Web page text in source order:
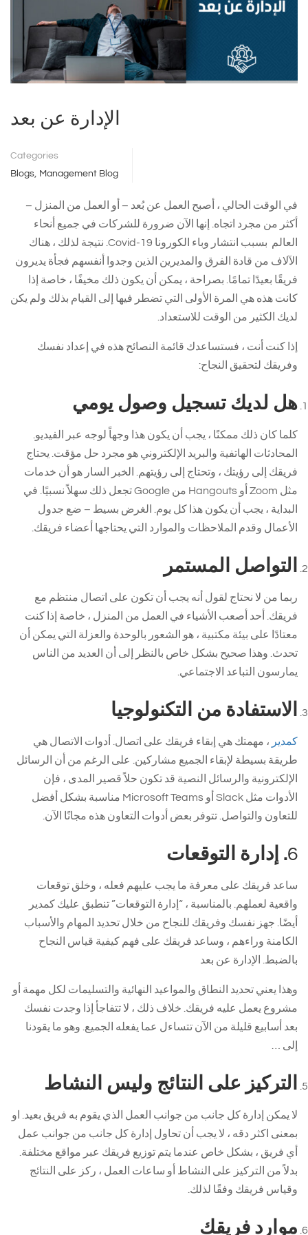
الإدارة عن بعد
Categories
Blogs
Management Blog
في الوقت الحالي ، أصبح العمل عن بُعد – أو العمل من المنزل –
أكثر من مجرد اتجاه. إنها الآن ضرورة للشركات في جميع أنحاء
العالم بسبب انتشار وباء الكورونا Covid-19. نتيجة لذلك ، هناك
الآلاف من قادة الفرق والمديرين الذين وجدوا أنفسهم فجأة يديرون
فريقًا بعيدًا تمامًا. بصراحة ، يمكن أن يكون ذلك مخيفًا ، خاصة إذا
كانت هذه هي المرة الأولى التي تضطر فيها إلى القيام بذلك ولم يكن
لديك الكثير من الوقت للاستعداد.
إذا كنت أنت ، فستساعدك قائمة النصائح هذه في إعداد نفسك
وفريقك لتحقيق النجاح:
هل لديك تسجيل وصول يومي
كلما كان ذلك ممكنًا ، يجب أن يكون هذا وجهاً لوجه عبر الفيديو.
المحادثات الهاتفية والبريد الإلكتروني هو مجرد حل مؤقت. يحتاج
فريقك إلى رؤيتك ، وتحتاج إلى رؤيتهم. الخبر السار هو أن خدمات
مثل Zoom أو Hangouts من Google تجعل ذلك سهلاً نسبيًا. في
البداية ، يجب أن يكون هذا كل يوم. الغرض بسيط – ضع جدول
الأعمال وقدم الملاحظات والموارد التي يحتاجها أعضاء فريقك.
التواصل المستمر
ربما من لا نحتاج لقول أنه يجب أن تكون على اتصال منتظم مع
فريقك. أحد أصعب الأشياء في العمل من المنزل ، خاصة إذا كنت
معتادًا على بيئة مكتبية ، هو الشعور بالوحدة والعزلة التي يمكن أن
تحدث. وهذا صحيح بشكل خاص بالنظر إلى أن العديد من الناس
يمارسون التباعد الاجتماعي.
الاستفادة من التكنولوجيا
كمدير ، مهمتك هي إبقاء فريقك على اتصال. أدوات الاتصال هي
طريقة بسيطة لإبقاء الجميع مشاركين. على الرغم من أن الرسائل
الإلكترونية والرسائل النصية قد تكون حلاً قصير المدى ، فإن
الأدوات مثل Slack أو Microsoft Teams مناسبة بشكل أفضل
للتعاون والتواصل. تتوفر بعض أدوات التعاون هذه مجانًا الآن.
6. إدارة التوقعات
ساعد فريقك على معرفة ما يجب عليهم فعله ، وخلق توقعات
واقعية لعملهم. بالمناسبة ، “إدارة التوقعات” تنطبق عليك كمدير
أيضًا. جهز نفسك وفريقك للنجاح من خلال تحديد المهام والأسباب
الكامنة وراءهم ، وساعد فريقك على فهم كيفية قياس النجاح
بالضبط. الإدارة عن بعد
وهذا يعني تحديد النطاق والمواعيد النهائية والتسليمات لكل مهمة أو
مشروع يعمل عليه فريقك. خلاف ذلك ، لا تتفاجأ إذا وجدت نفسك
بعد أسابيع قليلة من الآن تتساءل عما يفعله الجميع. وهو ما يقودنا
إلى …
التركيز على النتائج وليس النشاط
لا يمكن إدارة كل جانب من جوانب العمل الذي يقوم به فريق بعيد. او
بمعنى اكثر دقه ، لا يجب أن تحاول إدارة كل جانب من جوانب عمل
أي فريق ، بشكل خاص عندما يتم توزيع فريقك عبر مواقع مختلفة.
بدلاً من التركيز على النشاط أو ساعات العمل ، ركز على النتائج
وقياس فريقك وفقًا لذلك.
موارد فريقك